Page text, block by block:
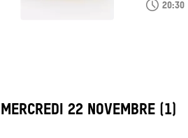
20:30
LABEL_DATE
MERCREDI 22 NOVEMBRE (1)